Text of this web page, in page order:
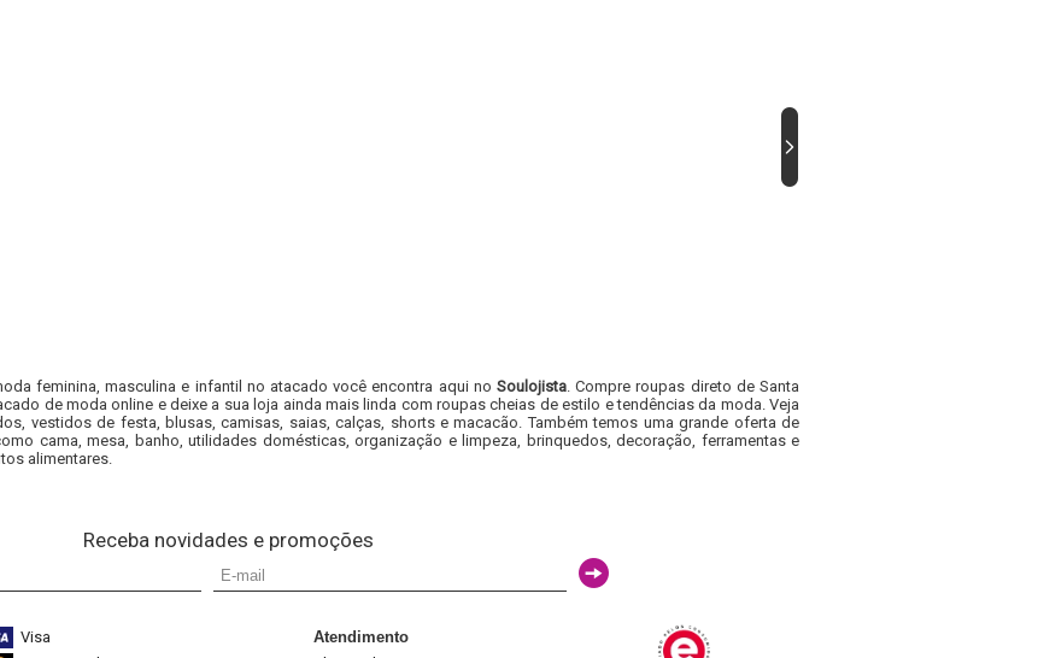
feminina, masculina e infantil no atacado você encontra aqui no Soulojista. Compre roupas direto de Santa
de moda online e deixe a sua loja ainda mais linda com roupas cheias de estilo e tendências da moda. Veja
vestidos de festa, blusas, camisas, saias, calças, shorts e macacão. Também temos uma grande oferta de
cama, mesa, banho, utilidades domésticas, organização e limpeza, brinquedos, decoração, ferramentas e
alimentares.
Receba novidades e promoções
Visa
Atendimento